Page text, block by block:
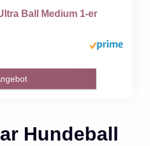
Ball Medium 1-er
Hundeball